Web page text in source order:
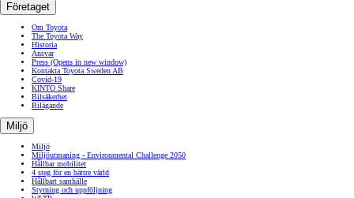
Företaget
Om Toyota
The Toyota Way
Historia
Ansvar
Press (Opens in new window)
Kontakta Toyota Sweden AB
Covid-19
KINTO Share
Bilsäkerhet
Bilägande
Miljö
Miljö
Miljöutmaning - Environmental Challenge 2050
Hållbar mobilitet
4 steg för en bättre värld
Hållbart samhälle
Styrning och uppföljning